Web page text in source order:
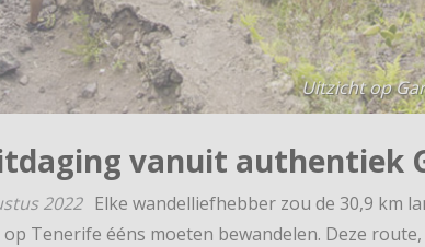
Uitzicht op
vanuit authentiek
2022 Elke wandelliefhebber zou de 30,9 km
Tenerife ééns moeten bewandelen. Deze route,